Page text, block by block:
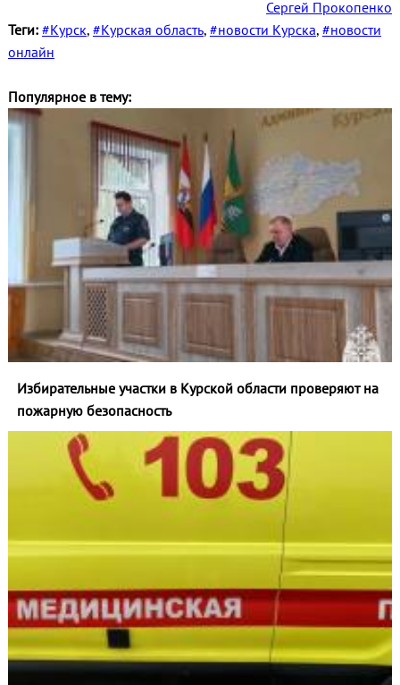
Сергей Прокопенко
Теги: #Курск, #Курская область, #новости Курска, #новости
онлайн
Популярное в тему:
Избирательные участки в Курской области проверяют на
пожарную безопасность